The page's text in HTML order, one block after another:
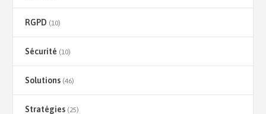
RGPD (10)
Sécurité (10)
Solutions (46)
Stratégies (25)